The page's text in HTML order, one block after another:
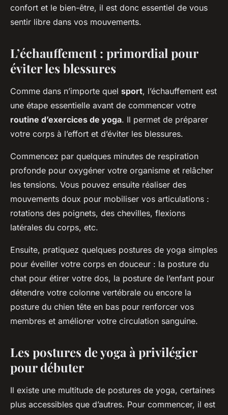
confort et le bien-être, il est donc essentiel de vous
sentir libre dans vos mouvements.
L’échauffement : primordial pour
éviter les blessures
Comme dans n’importe quel sport, l’échauffement est
une étape essentielle avant de commencer votre
routine d’exercices de yoga. Il permet de préparer
votre corps à l’effort et d’éviter les blessures.
Commencez par quelques minutes de respiration
profonde pour oxygéner votre organisme et relâcher
les tensions. Vous pouvez ensuite réaliser des
mouvements doux pour mobiliser vos articulations :
rotations des poignets, des chevilles, flexions
latérales du corps, etc.
Ensuite, pratiquez quelques postures de yoga simples
pour éveiller votre corps en douceur : la posture du
chat pour étirer votre dos, la posture de l’enfant pour
détendre votre colonne vertébrale ou encore la
posture du chien tête en bas pour renforcer vos
membres et améliorer votre circulation sanguine.
Les postures de yoga à privilégier
pour débuter
Il existe une multitude de postures de yoga, certaines
plus accessibles que d’autres. Pour commencer, il est